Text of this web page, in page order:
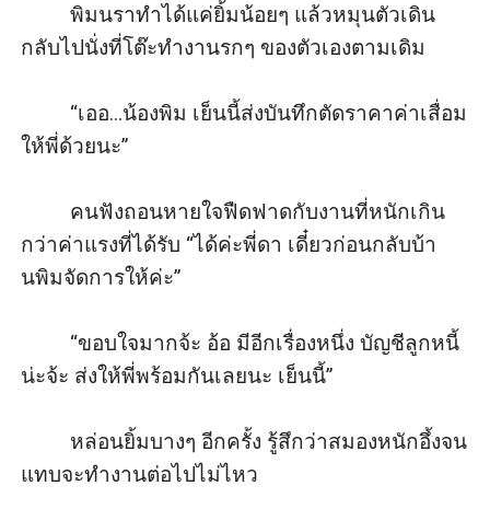
พิมนราทำได้แค่ยิ้มน้อยๆ แล้วหมุนตัวเดิน
กลับไปนั่งที่โต๊ะทำงานรกๆ ของตัวเองตามเดิม
“เออ...น้องพิม เย็นนี้ส่งบันทึกตัดราคาค่าเสื่อม
ให้พี่ด้วยนะ”
คนฟังถอนหายใจฟืดฟาดกับงานที่หนักเกิน
กว่าค่าแรงที่ได้รับ “ได้ค่ะพี่ดา เดี๋ยวก่อนกลับบ้า
นพิมจัดการให้ค่ะ”
“ขอบใจมากจ้ะ อ้อ มีอีกเรื่องหนึ่ง บัญชีลูกหนี้
น่ะจ้ะ ส่งให้พี่พร้อมกันเลยนะ เย็นนี้”
หล่อนยิ้มบางๆ อีกครั้ง รู้สึกว่าสมองหนักอึ้งจน
แทบจะทำงานต่อไปไม่ไหว